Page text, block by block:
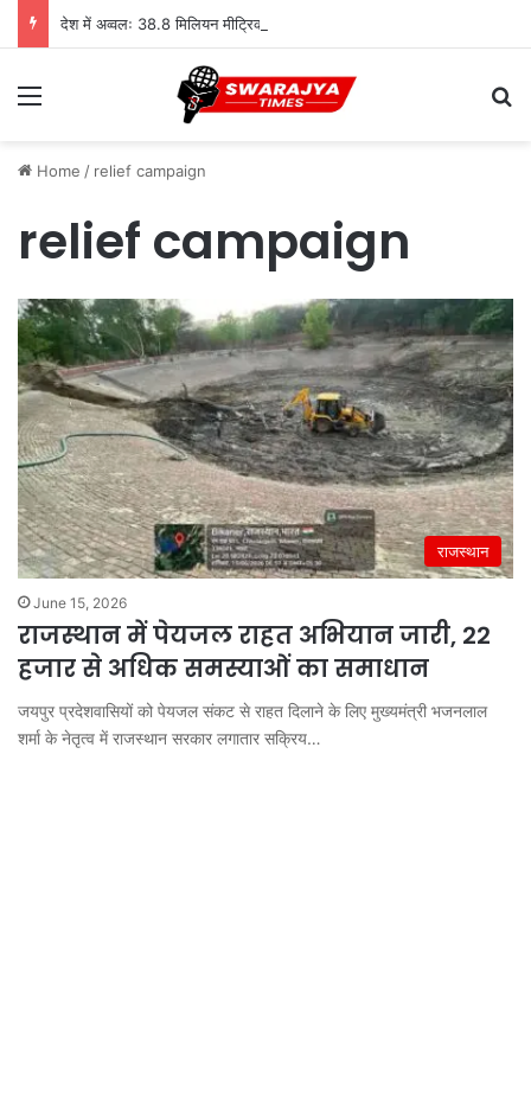
Menu
Home / relief campaign
relief campaign
राजस्थान
June 15, 2026
राजस्थान में पेयजल राहत अभियान जारी, 22
हजार से अधिक समस्याओं का समाधान
जयपुर प्रदेशवासियों को पेयजल संकट से राहत दिलाने के लिए मुख्यमंत्री भजनलाल
शर्मा के नेतृत्व में राजस्थान सरकार लगातार सक्रिय…